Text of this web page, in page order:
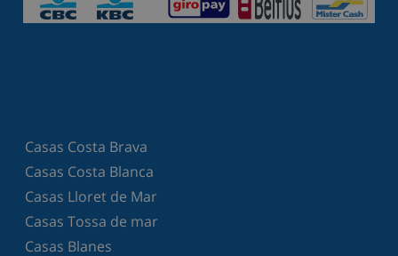
Casas Costa Brava
Casas Costa Blanca
Casas Lloret de Mar
Casas Tossa de mar
Casas Blanes